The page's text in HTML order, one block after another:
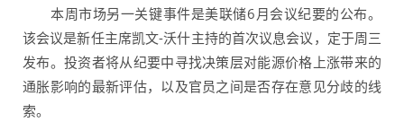
本周市场另一关键事件是美联储6月会议纪要的公布。
该会议是新任主席凯文-沃什主持的首次议息会议，定于周三
发布。投资者将从纪要中寻找决策层对能源价格上涨带来的
通胀影响的最新评估，以及官员之间是否存在意见分歧的线
索。